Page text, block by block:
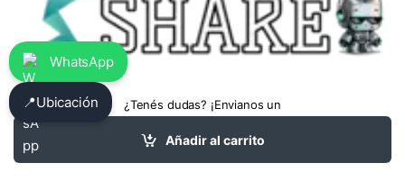
Añadir al carrito
¿Tenés dudas? ¡Envianos un
whatsapp!
3413475962
WhatsApp
📍Ubicación